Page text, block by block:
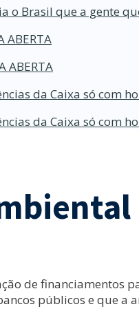
o Brasil que a gente
ABERTA
ABERTA
da Caixa só com
da Caixa só com
de
públicos e que